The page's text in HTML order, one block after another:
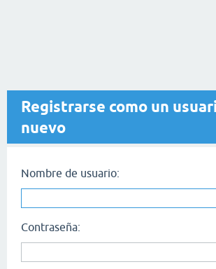
Registrarse como un
nuevo
Nombre de usuario:
Contraseña: